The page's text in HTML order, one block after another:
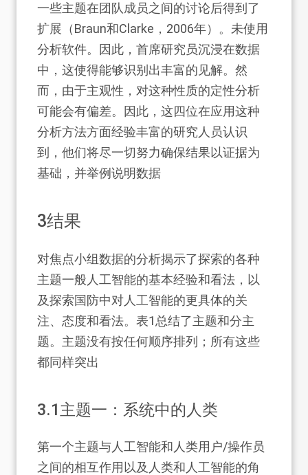
一些主题在团队成员之间的讨论后得到了
扩展（Braun和Clarke，2006年）。未使用
分析软件。因此，首席研究员沉浸在数据
中，这使得能够识别出丰富的见解。然
而，由于主观性，对这种性质的定性分析
可能会有偏差。因此，这四位在应用这种
分析方法方面经验丰富的研究人员认识
到，他们将尽一切努力确保结果以证据为
基础，并举例说明数据
3结果
对焦点小组数据的分析揭示了探索的各种
主题一般人工智能的基本经验和看法，以
及探索国防中对人工智能的更具体的关
注、态度和看法。表1总结了主题和分主
题。主题没有按任何顺序排列；所有这些
都同样突出
3.1主题一：系统中的人类
第一个主题与人工智能和人类用户/操作员
之间的相互作用以及人类和人工智能的角